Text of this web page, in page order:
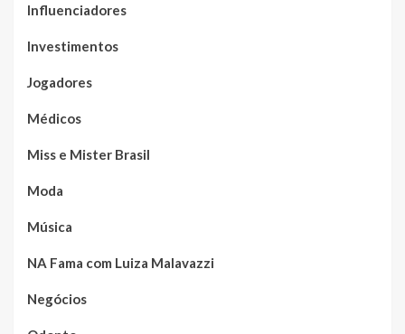
Influenciadores
Investimentos
Jogadores
Médicos
Miss e Mister Brasil
Moda
Música
NA Fama com Luiza Malavazzi
Negócios